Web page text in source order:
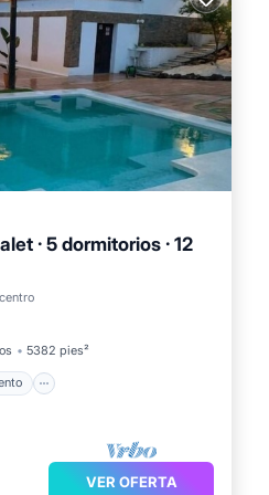
· 5 dormitorios · 12
5382 pies²
Aparcamiento
VER OFERTA